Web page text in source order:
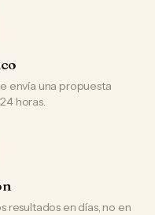
envía una propuesta
horas.
resultados en días, no en